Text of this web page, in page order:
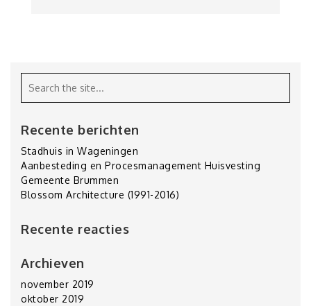
Recente berichten
Stadhuis in Wageningen
Aanbesteding en Procesmanagement Huisvesting
Gemeente Brummen
Blossom Architecture (1991-2016)
Recente reacties
Archieven
november 2019
oktober 2019